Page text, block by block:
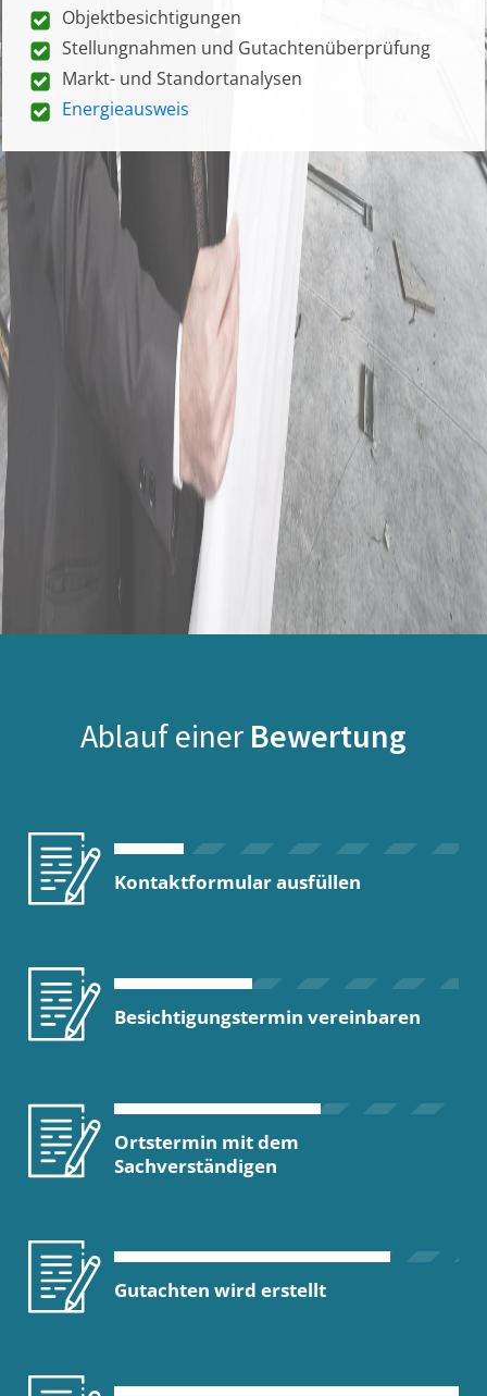
Objektbesichtigungen
Stellungnahmen und Gutachtenüberprüfung
Markt- und Standortanalysen
Energieausweis
Ablauf einer Bewertung
Kontaktformular ausfüllen
Besichtigungstermin vereinbaren
Ortstermin mit dem
Sachverständigen
Gutachten wird erstellt